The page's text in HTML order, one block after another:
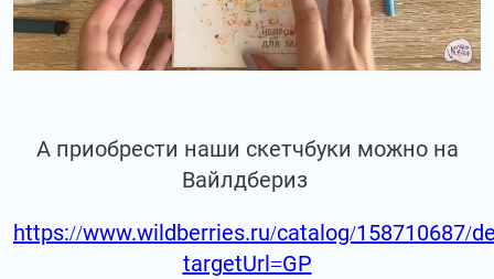
А приобрести наши скетчбуки можно на
Вайлдбериз
https://www.wildberries.ru/catalog/158710687/
targetUrl=GP